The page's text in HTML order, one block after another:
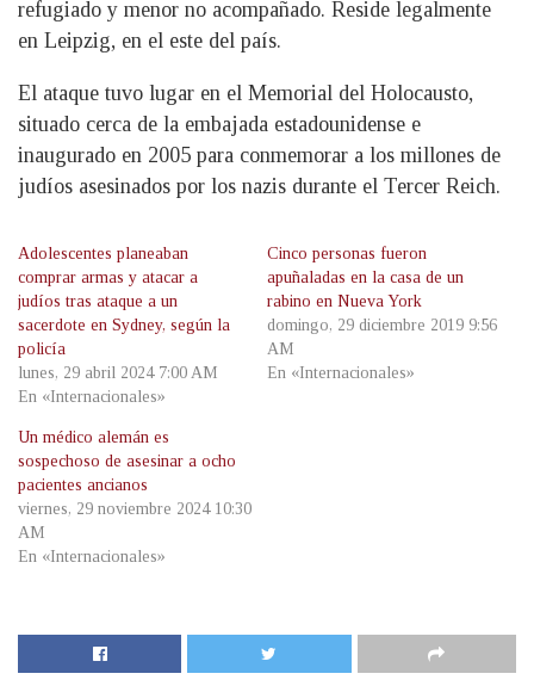
refugiado y menor no acompañado. Reside legalmente
en Leipzig, en el este del país.
El ataque tuvo lugar en el Memorial del Holocausto,
situado cerca de la embajada estadounidense e
inaugurado en 2005 para conmemorar a los millones de
judíos asesinados por los nazis durante el Tercer Reich.
Adolescentes planeaban
comprar armas y atacar a
judíos tras ataque a un
sacerdote en Sydney, según la
policía
lunes, 29 abril 2024 7:00 AM
En «Internacionales»
Cinco personas fueron
apuñaladas en la casa de un
rabino en Nueva York
domingo, 29 diciembre 2019 9:56
AM
En «Internacionales»
Un médico alemán es
sospechoso de asesinar a ocho
pacientes ancianos
viernes, 29 noviembre 2024 10:30
AM
En «Internacionales»